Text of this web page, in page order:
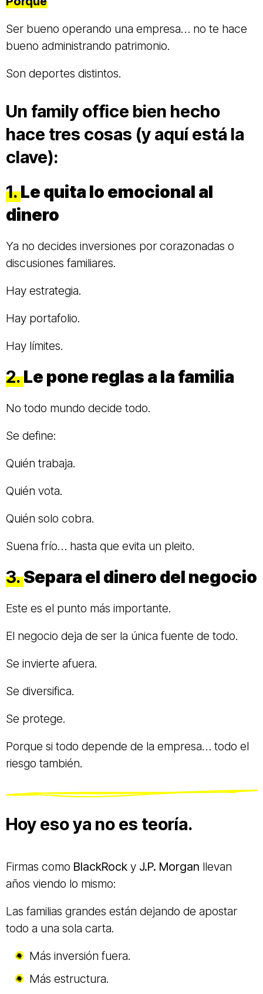
Ser bueno operando una empresa… no te hace
bueno administrando patrimonio.
Son deportes distintos.
Un family office bien hecho
hace tres cosas (y aquí está la
clave):
1.Le quita lo emocional al
dinero
Ya no decides inversiones por corazonadas o
discusiones familiares.
Hay estrategia.
Hay portafolio.
Hay límites.
2.Le pone reglas a la familia
No todo mundo decide todo.
Se define:
Quién trabaja.
Quién vota.
Quién solo cobra.
Suena frío… hasta que evita un pleito.
3.Separa el dinero del negocio
Este es el punto más importante.
El negocio deja de ser la única fuente de todo.
Se invierte afuera.
Se diversifica.
Se protege.
Porque si todo depende de la empresa… todo el
riesgo también.
Hoy eso ya no es teoría.
Firmas como BlackRock y J.P. Morgan llevan
años viendo lo mismo:
Las familias grandes están dejando de apostar
todo a una sola carta.
Más inversión fuera.
Más estructura.